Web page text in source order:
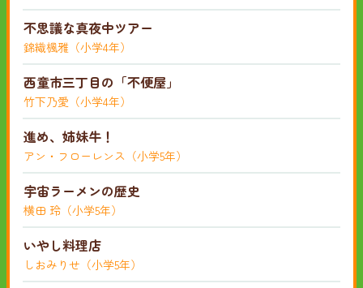
不思議な真夜中ツアー
錦織楓雅（小学4年）
西童市三丁目の「不便屋」
竹下乃愛（小学4年）
進め、姉妹牛！
アン・フローレンス（小学5年）
宇宙ラーメンの歴史
横田 玲（小学5年）
いやし料理店
しおみりせ（小学5年）